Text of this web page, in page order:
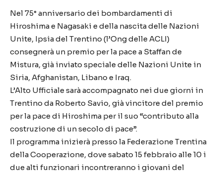
Nel 75° anniversario dei bombardamenti di
Hiroshima e Nagasaki e della nascita delle Nazioni
Unite, Ipsia del Trentino (l’Ong delle ACLI)
consegnerà un premio per la pace a Staffan de
Mistura, già inviato speciale delle Nazioni Unite in
Siria, Afghanistan, Libano e Iraq.
L’Alto Ufficiale sarà accompagnato nei due giorni in
Trentino da Roberto Savio, già vincitore del premio
per la pace di Hiroshima per il suo “contributo alla
costruzione di un secolo di pace”.
Il programma inizierà presso la Federazione Trentina
della Cooperazione, dove sabato 15 febbraio alle 10 i
due alti funzionari incontreranno i giovani del